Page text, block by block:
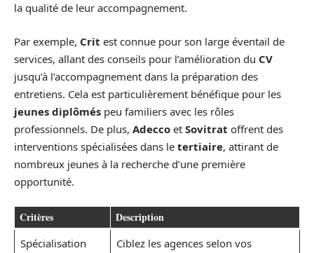
la qualité de leur accompagnement.
Par exemple, Crit est connue pour son large éventail de
services, allant des conseils pour l’amélioration du CV
jusqu’à l’accompagnement dans la préparation des
entretiens. Cela est particulièrement bénéfique pour les
jeunes diplômés peu familiers avec les rôles
professionnels. De plus, Adecco et Sovitrat offrent des
interventions spécialisées dans le tertiaire, attirant de
nombreux jeunes à la recherche d’une première
opportunité.
Critères Description
Spécialisation
Ciblez les agences selon vos